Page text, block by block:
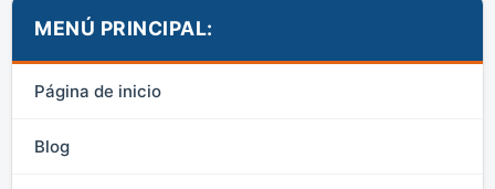
MENÚ PRINCIPAL:
Página de inicio
Blog